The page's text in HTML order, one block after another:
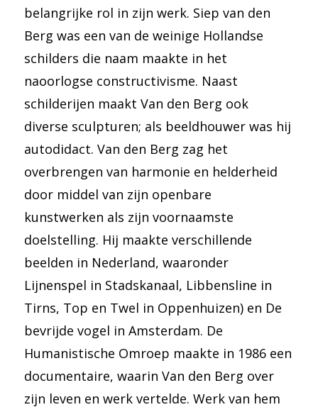
belangrijke rol in zijn werk. Siep van den
Berg was een van de weinige Hollandse
schilders die naam maakte in het
naoorlogse constructivisme. Naast
schilderijen maakt Van den Berg ook
diverse sculpturen; als beeldhouwer was hij
autodidact. Van den Berg zag het
overbrengen van harmonie en helderheid
door middel van zijn openbare
kunstwerken als zijn voornaamste
doelstelling. Hij maakte verschillende
beelden in Nederland, waaronder
Lijnenspel in Stadskanaal, Libbensline in
Tirns, Top en Twel in Oppenhuizen) en De
bevrijde vogel in Amsterdam. De
Humanistische Omroep maakte in 1986 een
documentaire, waarin Van den Berg over
zijn leven en werk vertelde. Werk van hem